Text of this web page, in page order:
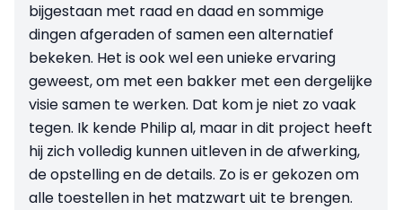
bijgestaan met raad en daad en sommige
dingen afgeraden of samen een alternatief
bekeken. Het is ook wel een unieke ervaring
geweest, om met een bakker met een dergelijke
visie samen te werken. Dat kom je niet zo vaak
tegen. Ik kende Philip al, maar in dit project heeft
hij zich volledig kunnen uitleven in de afwerking,
de opstelling en de details. Zo is er gekozen om
alle toestellen in het matzwart uit te brengen.